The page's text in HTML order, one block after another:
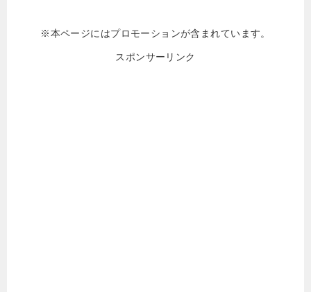
※本ページにはプロモーションが含まれています。
スポンサーリンク